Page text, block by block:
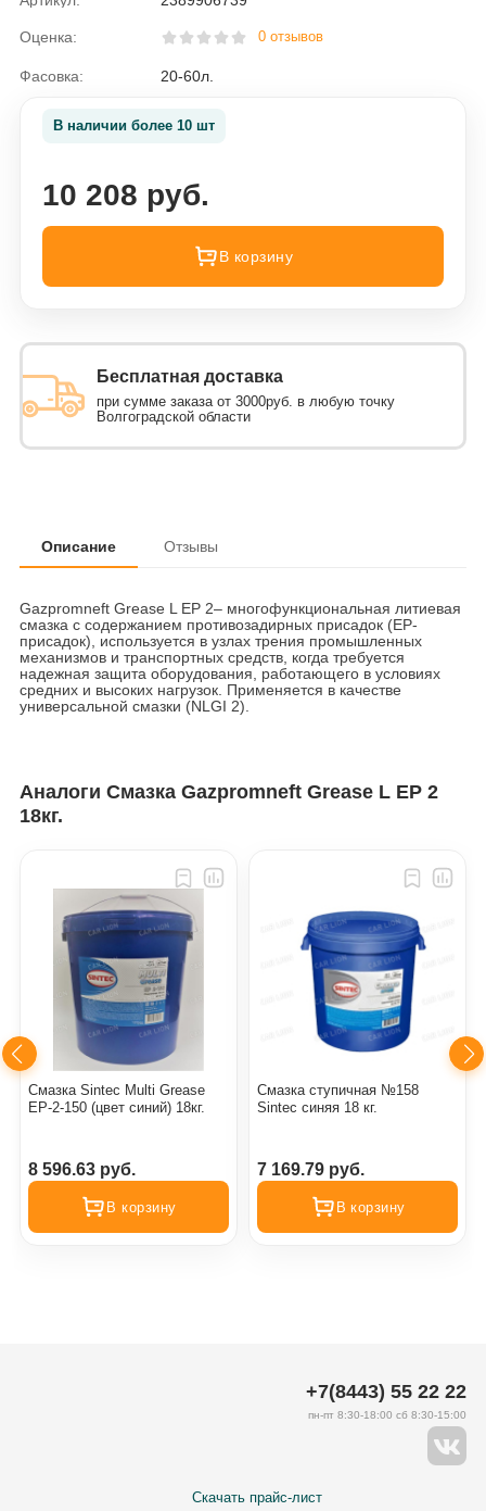
Оценка: 0 отзывов
Фасовка: 20-60л.
В наличии более 10 шт
10 208 руб.
В корзину
Бесплатная доставка
при сумме заказа от 3000руб. в любую точку
Волгоградской области
Описание Отзывы
Gazpromneft Grease L EP 2– многофункциональная литиевая
смазка с содержанием противозадирных присадок (EP-
присадок), используется в узлах трения промышленных
механизмов и транспортных средств, когда требуется
надежная защита оборудования, работающего в условиях
средних и высоких нагрузок. Применяется в качестве
универсальной смазки (NLGI 2).
Аналоги Смазка Gazpromneft Grease L EP 2
18кг.
Смазка Sintec Multi Grease
EP-2-150 (цвет синий) 18кг.
8 596.63 руб.
В корзину
Смазка ступичная №158
Sintec синяя 18 кг.
7 169.79 руб.
В корзину
Скачать прайс-лист
+7(8443) 55 22 22
пн-пт 8:30-18:00 сб 8:30-15:00